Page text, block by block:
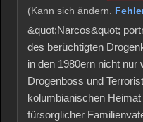
(Kann sich ändern.
&quot;Narcos&quot;
des berüchtigten
in den 1980ern nicht
Drogenboss und
kolumbianischen
fürsorglicher